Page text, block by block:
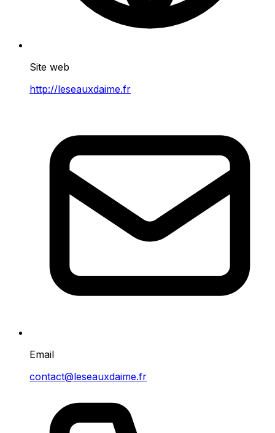
Site web
http://leseauxdaime.fr
Email
contact@leseauxdaime.fr